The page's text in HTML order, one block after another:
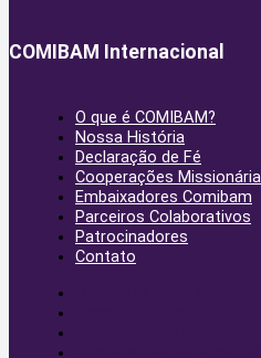
COMIBAM Internacional
O que é COMIBAM?
Nossa História
Declaração de Fé
Cooperações
Embaixadores Comibam
Parceiros Colaborativos
Patrocinadores
Contato